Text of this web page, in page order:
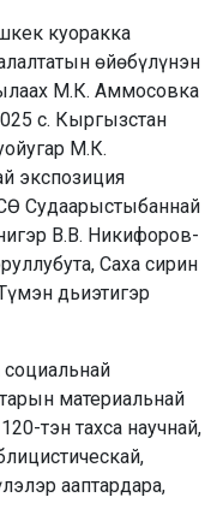
куоракка
өйөбүлүнэн
М.К. Аммосовка
с. Кыргызстан
М.К.
экспозиция
Судаарыстыбаннай
В.В. Никифоров-
Саха сирин
дьиэтигэр
материальнай
тэн тахса научнай,
ааптардара,